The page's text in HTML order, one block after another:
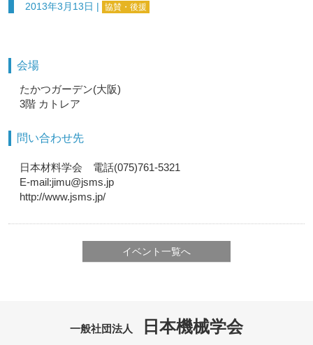
2013年3月13日 | 協賛・後援
会場
たかつガーデン(大阪)
3階 カトレア
問い合わせ先
日本材料学会 電話(075)761-5321
E-mail:jimu@jsms.jp
http://www.jsms.jp/
イベント一覧へ
一般社団法人 日本機械学会